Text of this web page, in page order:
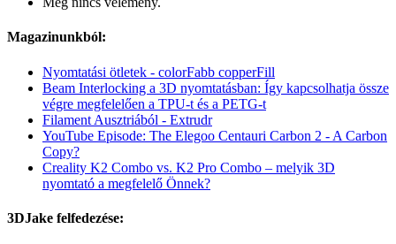
Magazinunkból:
Nyomtatási ötletek - colorFabb copperFill
Beam Interlocking a 3D nyomtatásban: Így kapcsolhatja össze
végre megfelelően a TPU-t és a PETG-t
Filament Ausztriából - Extrudr
YouTube Episode: The Elegoo Centauri Carbon 2 - A Carbon
Copy?
Creality K2 Combo vs. K2 Pro Combo – melyik 3D
nyomtató a megfelelő Önnek?
3DJake felfedezése: